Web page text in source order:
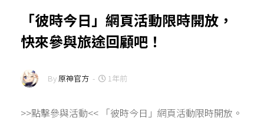
「彼時今日」網頁活動限時開放，
快來參與旅途回顧吧！
By原神官方 - 1年前
>>點擊參與活動<< 「彼時今日」網頁活動限時開放。